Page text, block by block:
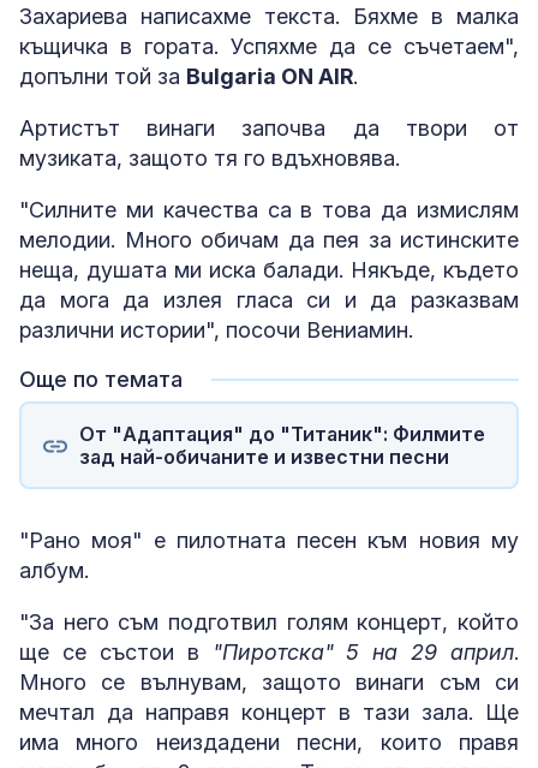
Захариева написахме текста. Бяхме в малка
къщичка в гората. Успяхме да се съчетаем",
допълни той за Bulgaria ON AIR.
Артистът винаги започва да твори от
музиката, защото тя го вдъхновява.
"Силните ми качества са в това да измислям
мелодии. Много обичам да пея за истинските
неща, душата ми иска балади. Някъде, където
да мога да излея гласа си и да разказвам
различни истории", посочи Вениамин.
Още по темата
От "Адаптация" до "Титаник": Филмите
зад най-обичаните и известни песни
"Рано моя" е пилотната песен към новия му
албум.
"За него съм подготвил голям концерт, който
ще се състои в
"Пиротска" 5 на 29 април.
Много се вълнувам, защото винаги съм си
мечтал да направя концерт в тази зала. Ще
има много неиздадени песни, които правя